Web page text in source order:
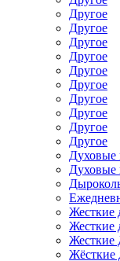
Другое
Другое
Другое
Другое
Другое
Другое
Другое
Другое
Другое
Другое
Духовые
Духовые
Жесткие
Жесткие
Жесткие
Жёсткие